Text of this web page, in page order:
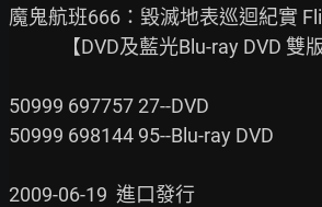
魔鬼航班666：毀滅地表巡迴紀實
50999 697757 27--DVD
50999 698144 95--Blu-ray DVD
2009-06-19  進口發行